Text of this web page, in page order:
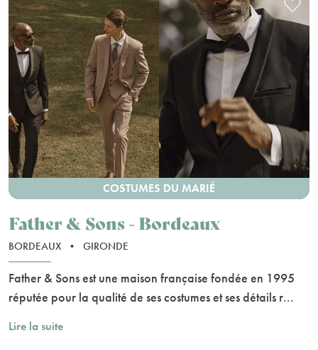
COSTUMES DU MARIÉ
Father & Sons - Bordeaux
BORDEAUX • GIRONDE
Father & Sons est une maison française fondée en 1995
réputée pour la qualité de ses costumes et ses détails r...
Lire la suite